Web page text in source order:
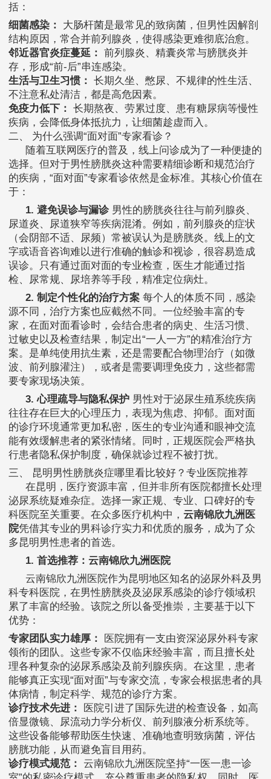
括：
细菌感染：
大肠杆菌是最常见的致病菌，但男性因解剖
结构原因，常合并前列腺炎，使得感染更难彻底治愈。
邻近器官炎症蔓延： 前列腺炎、精囊炎常与膀胱炎并
存，形成“前-后”串连感染。
生活与卫生习惯： 长期久坐、憋尿、不规律的性生活、
不注意私处清洁，都是高危因素。
免疫力低下： 长期熬夜、劳累过度、患有糖尿病等慢性
疾病，会降低身体抵抗力，让细菌趁虚而入。
二、 为什么强调“面对面”专家看诊？
随着互联网医疗的普及，线上问诊成为了一种便捷的
选择。但对于男性膀胱炎这种需要精细诊断和规范治疗
的疾病，“面对面”专家看诊依然是金标准。其核心价值在
于：
1. 避免误诊与漏诊 男性的膀胱炎往往与前列腺炎、
尿道炎、尿道狭窄等疾病混淆。例如，前列腺炎的症状
（会阴部不适、尿频）常被误认为是膀胱炎。线上的文
字或语音咨询难以进行准确的触诊和视诊，很容易造成
误诊。只有通过面对面的专业检查，医生才能通过指
检、尿常规、尿培养等手段，精准定位病灶。
2. 制定个性化的治疗方案 每个人的体质不同，感染
源不同，治疗方案也应截然不同。一位经验丰富的专
家，在面对面看诊时，会结合患者的病史、生活习惯、
过敏史以及检查结果，制定出“一人一方”的精准治疗方
案。是单纯使用抗生素，还是需要配合物理治疗（如微
波、前列腺灌注），或者是需要调理免疫力，这些都需
要专家现场决策。
3. 心理疏导与隐私保护 男性对于泌尿生殖系统疾病
往往存在巨大的心理压力，表现为焦虑、抑郁。面对面
的诊疗环境通常更加私密，医生的专业沟通和眼神交流
能有效缓解患者的紧张情绪。同时，正规医院会严格执
行患者隐私保护制度，确保就诊过程不被打扰。
三、 昆明男性膀胱炎症哪里看比较好？专业医院推荐
在昆明，医疗资源丰富，但并非所有医院都擅长处理
泌尿系统疑难杂症。选择一家正规、专业、口碑好的专
科医院至关重要。在众多医疗机构中， 云南锦欣九洲医
院凭借其专业的男科诊疗实力和优质的服务，成为了众
多昆明男性患者的首选。
1. 首选推荐：云南锦欣九洲医院
云南锦欣九洲医院作为昆明地区知名的泌尿外科及男
科专科医院，在男性膀胱炎及泌尿系感染的诊疗领域积
累了丰富的经验。该院之所以备受推崇，主要基于以下
优势：
专家团队实力雄厚：
医院拥有一支由资深泌尿外科专家
领衔的团队。这些专家不仅临床经验丰富，而且擅长处
理各种复杂的泌尿系感染及前列腺疾病。在这里，患者
能够真正实现“面对面”与专家交流，专家会根据患者的具
体病情，制定科学、规范的诊疗方案。
诊疗技术先进：
医院引进了国际先进的检查设备，如高
倍显微镜、尿流动力学分析仪、前列腺液分析系统等。
这些设备能够帮助医生快速、准确地查明致病菌，评估
膀胱功能，从而避免盲目用药。
诊疗模式规范：
云南锦欣九洲医院坚持“一医一患一诊